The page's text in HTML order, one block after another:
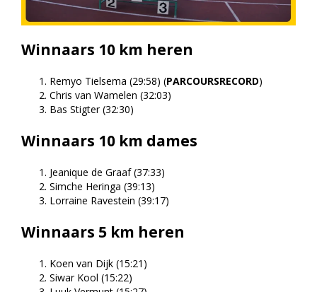
Winnaars 10 km heren
Remyo Tielsema (29:58) (PARCOURSRECORD)
Chris van Wamelen (32:03)
Bas Stigter (32:30)
Winnaars 10 km dames
Jeanique de Graaf (37:33)
Simche Heringa (39:13)
Lorraine Ravestein (39:17)
Winnaars 5 km heren
Koen van Dijk (15:21)
Siwar Kool (15:22)